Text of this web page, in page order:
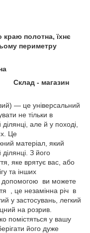
краю полотна, їхнє
периметру
Склад - магазин
— це універсальний
не тільки в
але й у поході,
Це
матеріал, який
З його
яке врятує вас, або
та інших
допомогою ви можете
, це незамінна річ в
у застосувань, легкий
на розрив.
помістяться у вашу
його дуже